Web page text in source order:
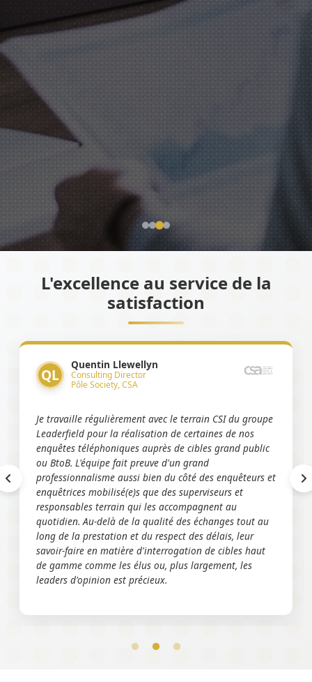
L'excellence au service de la
satisfaction
QL
Quentin Llewellyn
Consulting Director
Pôle Society, CSA
Je travaille régulièrement avec le terrain CSI du groupe
Leaderfield pour la réalisation de certaines de nos
enquêtes téléphoniques auprès de cibles grand public
ou BtoB. L'équipe fait preuve d'un grand
professionnalisme aussi bien du côté des enquêteurs et
enquêtrices mobilisé(e)s que des superviseurs et
responsables terrain qui les accompagnent au
quotidien. Au-delà de la qualité des échanges tout au
long de la prestation et du respect des délais, leur
savoir-faire en matière d'interrogation de cibles haut
de gamme comme les élus ou, plus largement, les
leaders d'opinion est précieux.